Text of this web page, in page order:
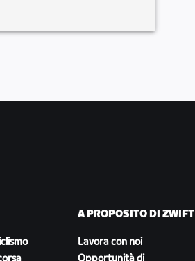
A PROPOSITO DI ZWIFT
Lavora con noi